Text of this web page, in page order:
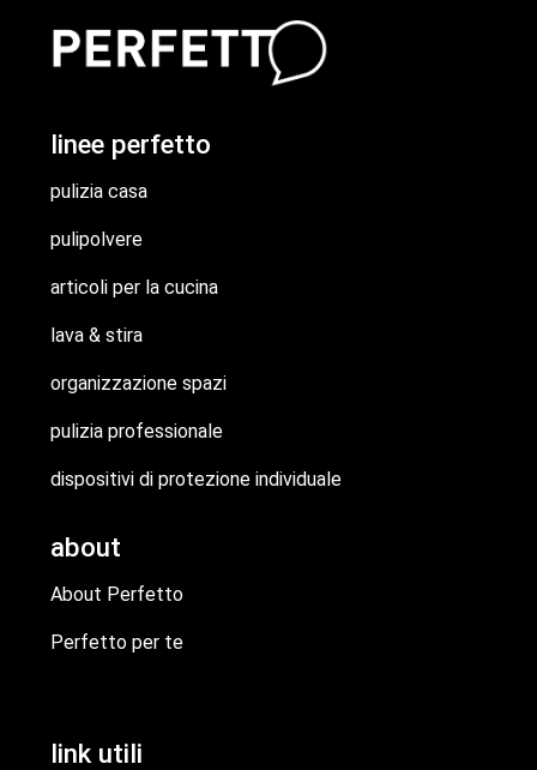
linee perfetto
pulizia casa
pulipolvere
articoli per la cucina
lava & stira
organizzazione spazi
pulizia professionale
dispositivi di protezione individuale
about
About Perfetto
Perfetto per te
link utili